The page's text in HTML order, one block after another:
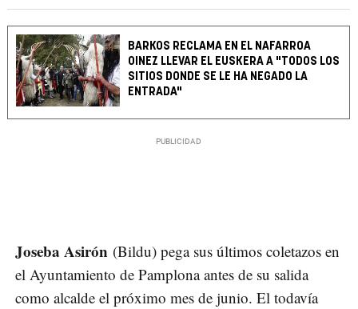
BARKOS RECLAMA EN EL NAFARROA
OINEZ LLEVAR EL EUSKERA A "TODOS LOS
SITIOS DONDE SE LE HA NEGADO LA
ENTRADA"
Joseba Asirón (Bildu) pega sus últimos coletazos en
el Ayuntamiento de Pamplona antes de su salida
como alcalde el próximo mes de junio. El todavía